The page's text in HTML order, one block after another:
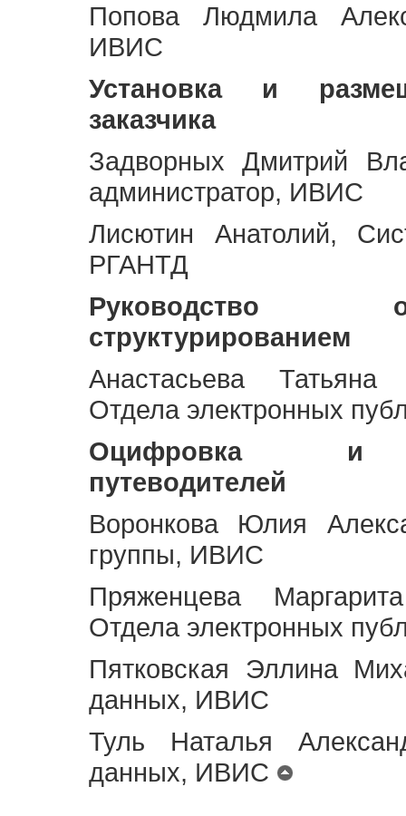
Попова Людмила
ИВИС
Установка и
заказчика
Задворных Дмитрий
администратор, ИВИС
Лисютин Анатолий,
РГАНТД
Руководство
структурированием
Анастасьева Татьяна
Отдела электронных
Оцифровка и
путеводителей
Воронкова Юлия
группы, ИВИС
Пряженцева
Отдела электронных
Пятковская Эллина
данных, ИВИС
Туль Наталья
данных, ИВИС